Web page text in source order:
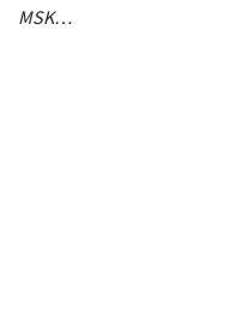
MSK…